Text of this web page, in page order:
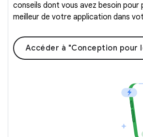
conseils dont vous avez besoin pour
meilleur de votre application dans
Accéder à "Conception pour